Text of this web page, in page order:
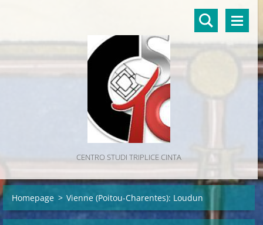
CENTRO STUDI TRIPLICE CINTA
Homepage > Vienne (Poitou-Charentes): Loudun